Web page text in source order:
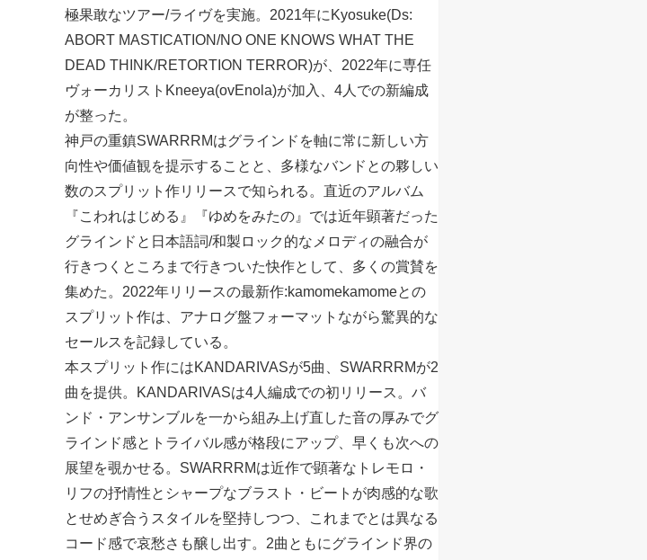
極果敢なツアー/ライヴを実施。2021年にKyosuke(Ds:
ABORT MASTICATION/NO ONE KNOWS WHAT THE
DEAD THINK/RETORTION TERROR)が、2022年に専任
ヴォーカリストKneeya(ovEnola)が加入、4人での新編成
が整った。
神戸の重鎮SWARRRMはグラインドを軸に常に新しい方
向性や価値観を提示することと、多様なバンドとの夥しい
数のスプリット作リリースで知られる。直近のアルバム
『こわれはじめる』『ゆめをみたの』では近年顕著だった
グラインドと日本語詞/和製ロック的なメロディの融合が
行きつくところまで行きついた快作として、多くの賞賛を
集めた。2022年リリースの最新作:kamomekamomeとの
スプリット作は、アナログ盤フォーマットながら驚異的な
セールスを記録している。
本スプリット作にはKANDARIVASが5曲、SWARRRMが2
曲を提供。KANDARIVASは4人編成での初リリース。バ
ンド・アンサンブルを一から組み上げ直した音の厚みでグ
ラインド感とトライバル感が格段にアップ、早くも次への
展望を覗かせる。SWARRRMは近作で顕著なトレモロ・
リフの抒情性とシャープなブラスト・ビートが肉感的な歌
とせめぎ合うスタイルを堅持しつつ、これまでとは異なる
コード感で哀愁さも醸し出す。2曲ともにグラインド界の